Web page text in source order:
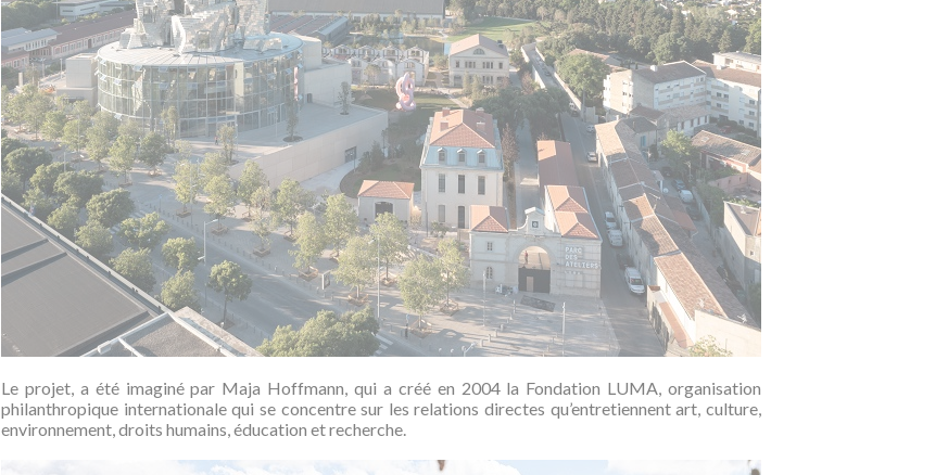
Le projet, a été imaginé par Maja Hoffmann, qui a créé en 2004 la Fondation LUMA, organisation
philanthropique internationale qui se concentre sur les relations directes qu’entretiennent art, culture,
environnement, droits humains, éducation et recherche.